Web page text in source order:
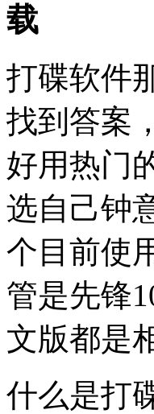
载
打碟软件
找到答案
好用热门
选自己钟
个目前使
管是先锋
文版都是
什么是打